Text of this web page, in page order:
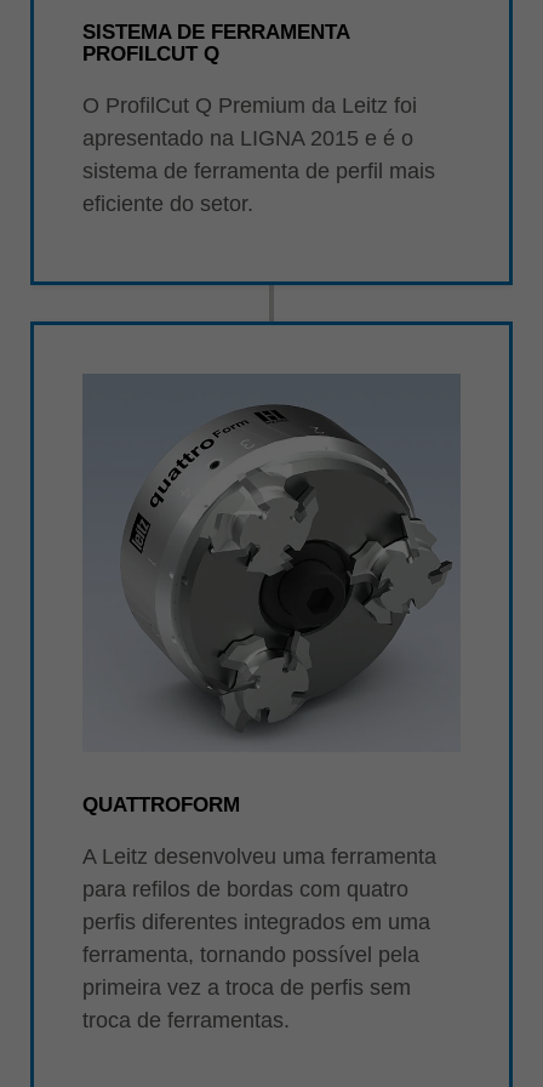
SISTEMA DE FERRAMENTA
PROFILCUT Q
O ProfilCut Q Premium da Leitz foi
apresentado na LIGNA 2015 e é o
sistema de ferramenta de perfil mais
eficiente do setor.
QUATTROFORM
A Leitz desenvolveu uma ferramenta
para refilos de bordas com quatro
perfis diferentes integrados em uma
ferramenta, tornando possível pela
primeira vez a troca de perfis sem
troca de ferramentas.